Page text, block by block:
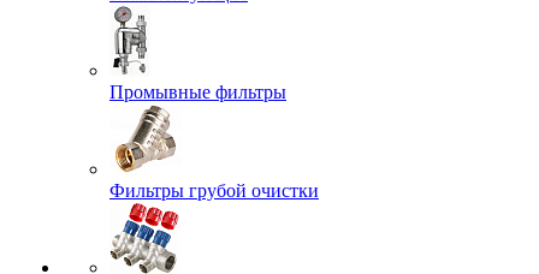
Промывные фильтры
Фильтры грубой очистки